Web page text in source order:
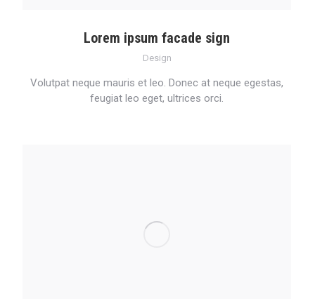
Lorem ipsum facade sign
Design
Volutpat neque mauris et leo. Donec at neque egestas,
feugiat leo eget, ultrices orci.